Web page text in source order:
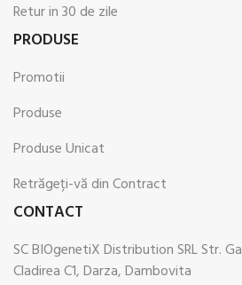
Retur in 30 de zile
PRODUSE
Promotii
Produse
Produse Unicat
Retrăgeți-vă din Contract
CONTACT
SC BIOgenetiX Distribution SRL Str.
Cladirea C1, Darza, Dambovita